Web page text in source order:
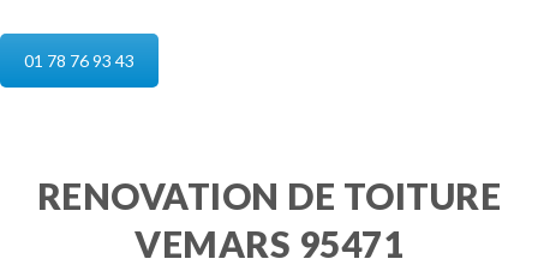
01 78 76 93 43
RENOVATION DE TOITURE
VEMARS 95471